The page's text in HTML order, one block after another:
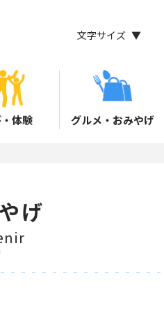
体験 グルメ・おみやげ
文字サイズ
げ